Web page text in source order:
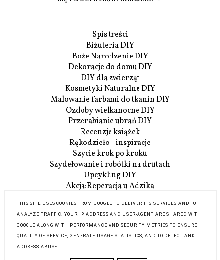
Spis treści
Biżuteria DIY
Boże Narodzenie DIY
Dekoracje do domu DIY
DIY dla zwierząt
Kosmetyki Naturalne DIY
Malowanie farbami do tkanin DIY
Ozdoby wielkanocne DIY
Przerabianie ubrań DIY
Recenzje książek
Rękodzieło - inspiracje
Szycie krok po kroku
Szydełowanie i robótki na drutach
Upcykling DIY
Akcja:Reperacja u Adzika
O mnie
Współpraca
Kontakt
THIS SITE USES COOKIES FROM GOOGLE TO DELIVER ITS SERVICES AND TO
ANALYZE TRAFFIC. YOUR IP ADDRESS AND USER-AGENT ARE SHARED WITH
GOOGLE ALONG WITH PERFORMANCE AND SECURITY METRICS TO ENSURE
QUALITY OF SERVICE, GENERATE USAGE STATISTICS, AND TO DETECT AND
ADDRESS ABUSE.